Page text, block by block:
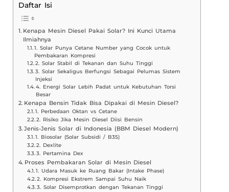
Daftar Isi
Kenapa Mesin Diesel Pakai Solar? Ini Kunci Utama
Ilmiahnya
1. Solar Punya Cetane Number yang Cocok untuk
Pembakaran Kompresi
2. Solar Stabil di Tekanan dan Suhu Tinggi
3. Solar Sekaligus Berfungsi Sebagai Pelumas Sistem
Injeksi
4. Energi Solar Lebih Padat untuk Kebutuhan Torsi
Besar
Kenapa Bensin Tidak Bisa Dipakai di Mesin Diesel?
1. Perbedaan Oktan vs Cetane
2. Risiko Jika Mesin Diesel Diisi Bensin
Jenis-Jenis Solar di Indonesia (BBM Diesel Modern)
1. Biosolar (Solar Subsidi / B35)
2. Dexlite
3. Pertamina Dex
Proses Pembakaran Solar di Mesin Diesel
1. Udara Masuk ke Ruang Bakar (Intake Phase)
2. Kompresi Ekstrem Sampai Suhu Naik
3. Solar Disemprotkan dengan Tekanan Tinggi